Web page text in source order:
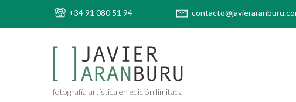
+34 91 080 51 94
fotografía artística en edición limitada